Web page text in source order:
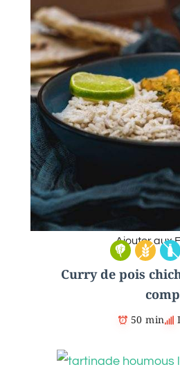
Ajouter aux
Curry de pois
50 min